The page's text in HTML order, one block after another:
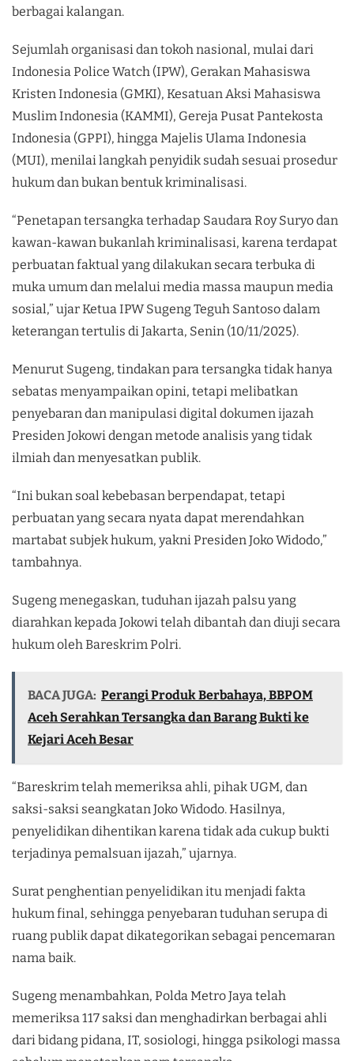
berbagai kalangan.
Sejumlah organisasi dan tokoh nasional, mulai dari
Indonesia Police Watch (IPW), Gerakan Mahasiswa
Kristen Indonesia (GMKI), Kesatuan Aksi Mahasiswa
Muslim Indonesia (KAMMI), Gereja Pusat Pantekosta
Indonesia (GPPI), hingga Majelis Ulama Indonesia
(MUI), menilai langkah penyidik sudah sesuai prosedur
hukum dan bukan bentuk kriminalisasi.
“Penetapan tersangka terhadap Saudara Roy Suryo dan
kawan-kawan bukanlah kriminalisasi, karena terdapat
perbuatan faktual yang dilakukan secara terbuka di
muka umum dan melalui media massa maupun media
sosial,” ujar Ketua IPW Sugeng Teguh Santoso dalam
keterangan tertulis di Jakarta, Senin (10/11/2025).
Menurut Sugeng, tindakan para tersangka tidak hanya
sebatas menyampaikan opini, tetapi melibatkan
penyebaran dan manipulasi digital dokumen ijazah
Presiden Jokowi dengan metode analisis yang tidak
ilmiah dan menyesatkan publik.
“Ini bukan soal kebebasan berpendapat, tetapi
perbuatan yang secara nyata dapat merendahkan
martabat subjek hukum, yakni Presiden Joko Widodo,”
tambahnya.
Sugeng menegaskan, tuduhan ijazah palsu yang
diarahkan kepada Jokowi telah dibantah dan diuji secara
hukum oleh Bareskrim Polri.
BACA JUGA: Perangi Produk Berbahaya, BBPOM
Aceh Serahkan Tersangka dan Barang Bukti ke
Kejari Aceh Besar
“Bareskrim telah memeriksa ahli, pihak UGM, dan
saksi-saksi seangkatan Joko Widodo. Hasilnya,
penyelidikan dihentikan karena tidak ada cukup bukti
terjadinya pemalsuan ijazah,” ujarnya.
Surat penghentian penyelidikan itu menjadi fakta
hukum final, sehingga penyebaran tuduhan serupa di
ruang publik dapat dikategorikan sebagai pencemaran
nama baik.
Sugeng menambahkan, Polda Metro Jaya telah
memeriksa 117 saksi dan menghadirkan berbagai ahli
dari bidang pidana, IT, sosiologi, hingga psikologi massa